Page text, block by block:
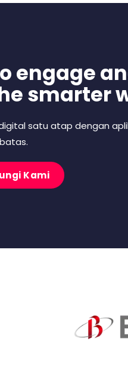
engage
smarter
satu atap dengan
batas.
Kami